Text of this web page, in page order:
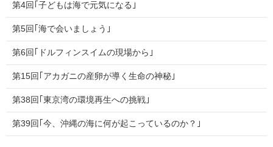
第4回｢子どもは海で元気になる｣
第5回｢海で会いましょう｣
第6回｢ドルフィンスイムの現場から｣
第15回｢アカガニの産卵が導く生命の神秘｣
第38回｢東京湾の環境再生への挑戦｣
第39回｢今、沖縄の海に何が起こっているのか？｣